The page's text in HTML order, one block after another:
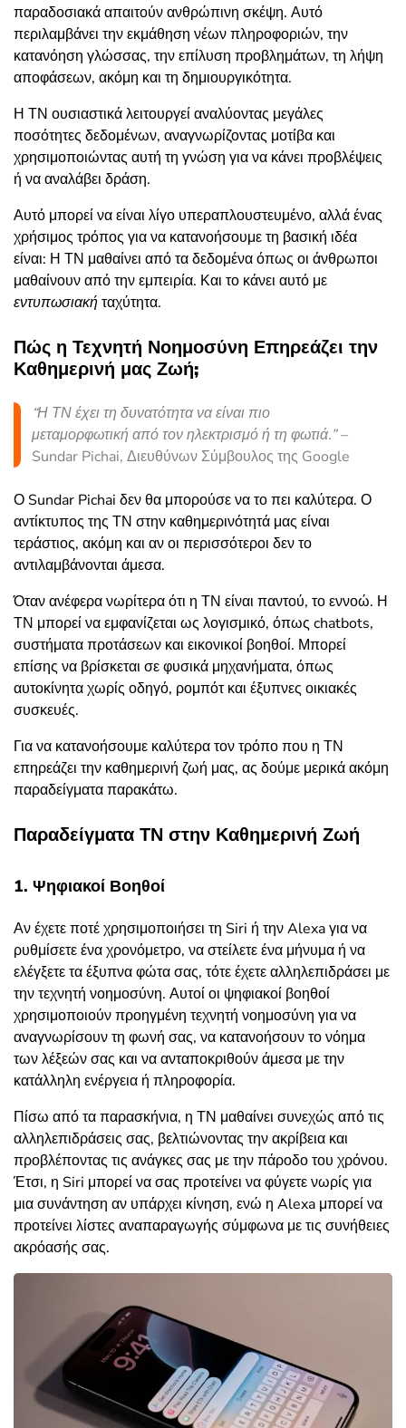
παραδοσιακά απαιτούν ανθρώπινη σκέψη. Αυτό
περιλαμβάνει την εκμάθηση νέων πληροφοριών, την
κατανόηση γλώσσας, την επίλυση προβλημάτων, τη λήψη
αποφάσεων, ακόμη και τη δημιουργικότητα.
Η ΤΝ ουσιαστικά λειτουργεί αναλύοντας μεγάλες
ποσότητες δεδομένων, αναγνωρίζοντας μοτίβα και
χρησιμοποιώντας αυτή τη γνώση για να κάνει προβλέψεις
ή να αναλάβει δράση.
Αυτό μπορεί να είναι λίγο υπεραπλουστευμένο, αλλά ένας
χρήσιμος τρόπος για να κατανοήσουμε τη βασική ιδέα
είναι: Η ΤΝ μαθαίνει από τα δεδομένα όπως οι άνθρωποι
μαθαίνουν από την εμπειρία. Και το κάνει αυτό με
εντυπωσιακήταχύτητα.
Πώς η Τεχνητή Νοημοσύνη Επηρεάζει την
Καθημερινή μας Ζωή;
“Η ΤΝ έχει τη δυνατότητα να είναι πιο
μεταμορφωτική από τον ηλεκτρισμό ή τη φωτιά.” –
Sundar Pichai, Διευθύνων Σύμβουλος της Google
Ο Sundar Pichai δεν θα μπορούσε να το πει καλύτερα. Ο
αντίκτυπος της ΤΝ στην καθημερινότητά μας είναι
τεράστιος, ακόμη και αν οι περισσότεροι δεν το
αντιλαμβάνονται άμεσα.
Όταν ανέφερα νωρίτερα ότι η ΤΝ είναι παντού, το εννοώ. Η
ΤΝ μπορεί να εμφανίζεται ως λογισμικό, όπως chatbots,
συστήματα προτάσεων και εικονικοί βοηθοί. Μπορεί
επίσης να βρίσκεται σε φυσικά μηχανήματα, όπως
αυτοκίνητα χωρίς οδηγό, ρομπότ και έξυπνες οικιακές
συσκευές.
Για να κατανοήσουμε καλύτερα τον τρόπο που η ΤΝ
επηρεάζει την καθημερινή ζωή μας, ας δούμε μερικά ακόμη
παραδείγματα παρακάτω.
Παραδείγματα ΤΝ στην Καθημερινή Ζωή
1. Ψηφιακοί Βοηθοί
Αν έχετε ποτέ χρησιμοποιήσει τη Siri ή την Alexa για να
ρυθμίσετε ένα χρονόμετρο, να στείλετε ένα μήνυμα ή να
ελέγξετε τα έξυπνα φώτα σας, τότε έχετε αλληλεπιδράσει με
την τεχνητή νοημοσύνη. Αυτοί οι ψηφιακοί βοηθοί
χρησιμοποιούν προηγμένη τεχνητή νοημοσύνη για να
αναγνωρίσουν τη φωνή σας, να κατανοήσουν το νόημα
των λέξεών σας και να ανταποκριθούν άμεσα με την
κατάλληλη ενέργεια ή πληροφορία.
Πίσω από τα παρασκήνια, η ΤΝ μαθαίνει συνεχώς από τις
αλληλεπιδράσεις σας, βελτιώνοντας την ακρίβεια και
προβλέποντας τις ανάγκες σας με την πάροδο του χρόνου.
Έτσι, η Siri μπορεί να σας προτείνει να φύγετε νωρίς για
μια συνάντηση αν υπάρχει κίνηση, ενώ η Alexa μπορεί να
προτείνει λίστες αναπαραγωγής σύμφωνα με τις συνήθειες
ακρόασής σας.